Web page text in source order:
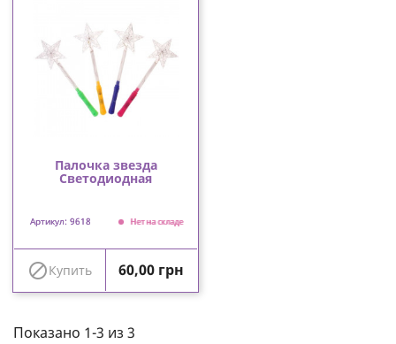
Палочка звезда
Светодиодная
Артикул: 9618 Нет на складе
Купить Цена
60,00 грн
Показано 1-3 из 3